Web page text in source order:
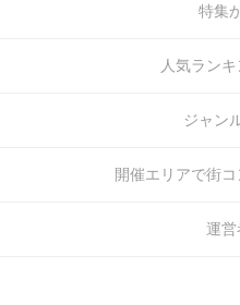
特集
人気ラン
ジャン
開催エリアで街
運営